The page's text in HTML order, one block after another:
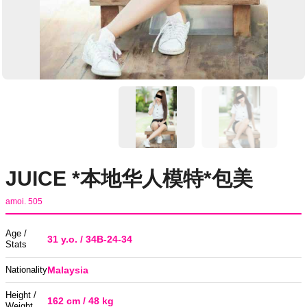
JUICE *本地华人模特*包美
amoi. 505
Age /
Stats
31 y.o. / 34B-24-34
NationalityMalaysia
Height /
162 cm / 48 kg